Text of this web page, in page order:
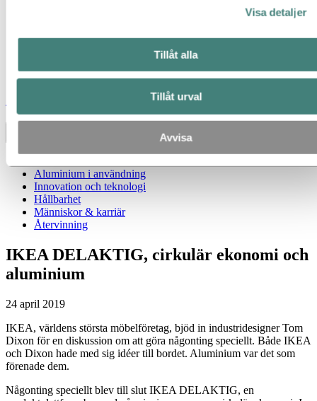
Visa detaljer
Tillåt alla
Tillåt urval
Avvisa
Aluminium i användning
Innovation och teknologi
Hållbarhet
Människor & karriär
Återvinning
IKEA DELAKTIG, cirkulär ekonomi och
aluminium
24 april 2019
IKEA, världens största möbelföretag, bjöd in industridesigner Tom
Dixon för en diskussion om att göra någonting speciellt. Både IKEA
och Dixon hade med sig idéer till bordet. Aluminium var det som
förenade dem.
Någonting speciellt blev till slut IKEA DELAKTIG, en